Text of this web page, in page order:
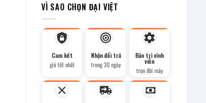
VÌ SAO CHỌN ĐẠI VIỆT
Cam kết
giá tốt nhất
Nhận đổi trả
trong 30 ngày
Bảo trì vĩnh
viễn
trọn đời máy